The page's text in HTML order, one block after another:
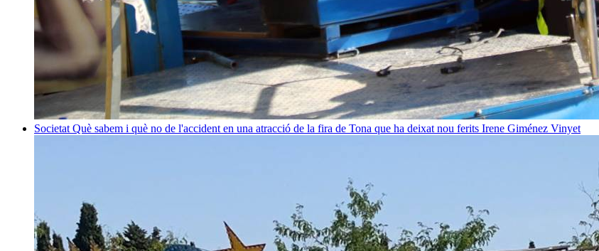
Societat Què sabem i què no de l'accident en una atracció de la fira de Tona que ha deixat nou ferits Irene Giménez Vinyet